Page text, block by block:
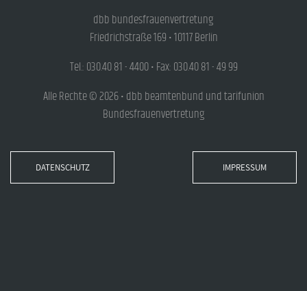
dbb bundesfrauenvertretung
Friedrichstraße 169 • 10117 Berlin
Tel.: 030.40 81 - 4400 • Fax: 030.40 81 - 49 99
Alle Rechte © 2026 • dbb beamtenbund und tarifunion
Bundesfrauenvertretung
DATENSCHUTZ IMPRESSUM